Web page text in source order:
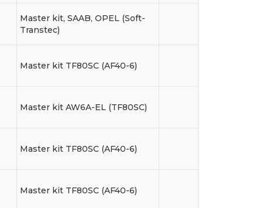
Master kit, SAAB, OPEL (Soft-
Transtec)
Master kit TF80SC (AF40-6)
Master kit AW6A-EL (TF80SC)
Master kit TF80SC (AF40-6)
Master kit TF80SC (AF40-6)